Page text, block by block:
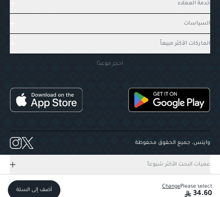
Please select
Change
34.60 أضف إلى السلة
خدمة العملاء
السياسات
الماركات الأكثر مبيعاً
احجز موعدًا
وايتس، جميع الحقوق محفوظة
عميات البحث الأكثر شيوعاً